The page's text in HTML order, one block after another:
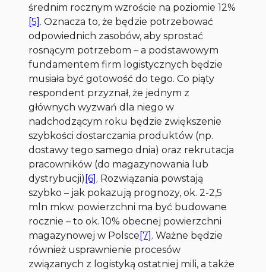
średnim rocznym wzroście na poziomie 12%
[5] . Oznacza to, że będzie potrzebować
odpowiednich zasobów, aby sprostać
rosnącym potrzebom – a podstawowym
fundamentem firm logistycznych będzie
musiała być gotowość do tego. Co piąty
respondent przyznał, że jednym z
głównych wyzwań dla niego w
nadchodzącym roku będzie zwiększenie
szybkości dostarczania produktów (np.
dostawy tego samego dnia) oraz rekrutacja
pracowników (do magazynowania lub
dystrybucji) [6] . Rozwiązania powstają
szybko – jak pokazują prognozy, ok. 2-2,5
mln mkw. powierzchni ma być budowane
rocznie – to ok. 10% obecnej powierzchni
magazynowej w Polsce [7] . Ważne będzie
również usprawnienie procesów
związanych z logistykąostatniej mili, a także